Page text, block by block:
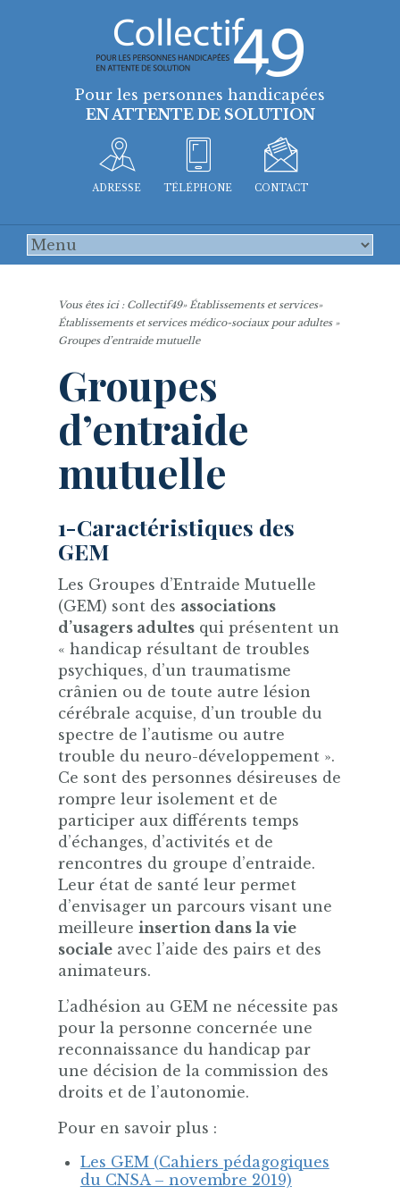
Pour les personnes handicapées
EN ATTENTE DE SOLUTION
ADRESSE TÉLÉPHONE CONTACT
Vous êtes ici : Collectif49»Établissements et services»
Établissements et services médico-sociaux pour adultes»
Groupes d’entraide mutuelle
Groupes
d’entraide
mutuelle
1-Caractéristiques des
GEM
Les Groupes d’Entraide Mutuelle
(GEM) sont des associations
d’usagers adultesqui présentent un
« handicap résultant de troubles
psychiques, d’un traumatisme
crânien ou de toute autre lésion
cérébrale acquise, d’un trouble du
spectre de l’autisme ou autre
trouble du neuro-développement ».
Ce sont des personnes désireuses de
rompre leur isolement et de
participer aux différents temps
d’échanges, d’activités et de
rencontres du groupe d’entraide.
Leur état de santé leur permet
d’envisager un parcours visant une
meilleure insertion dans la vie
socialeavec l’aide des pairs et des
animateurs.
L’adhésion au GEM ne nécessite pas
pour la personne concernée une
reconnaissance du handicap par
une décision de la commission des
droits et de l’autonomie.
Pour en savoir plus :
Les GEM (Cahiers pédagogiques
du CNSA – novembre 2019)